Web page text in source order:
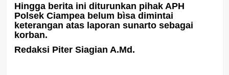
Hingga berita ini diturunkan pihak APH
Polsek Ciampea belum bìsa dimintai
keterangan atas laporan sunarto sebagai
korban.
Redaksi Piter Siagian A.Md.